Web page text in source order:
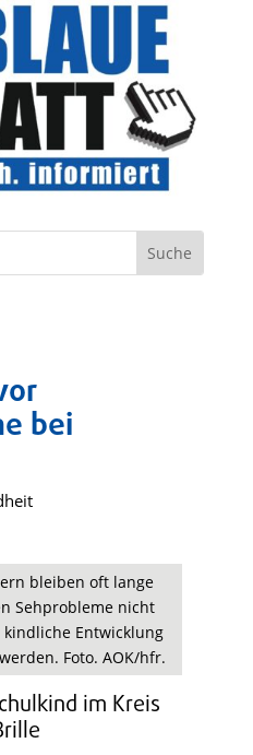
bei
bleiben oft lange
Sehprobleme nicht
Entwicklung
Foto. AOK/hfr.
im Kreis